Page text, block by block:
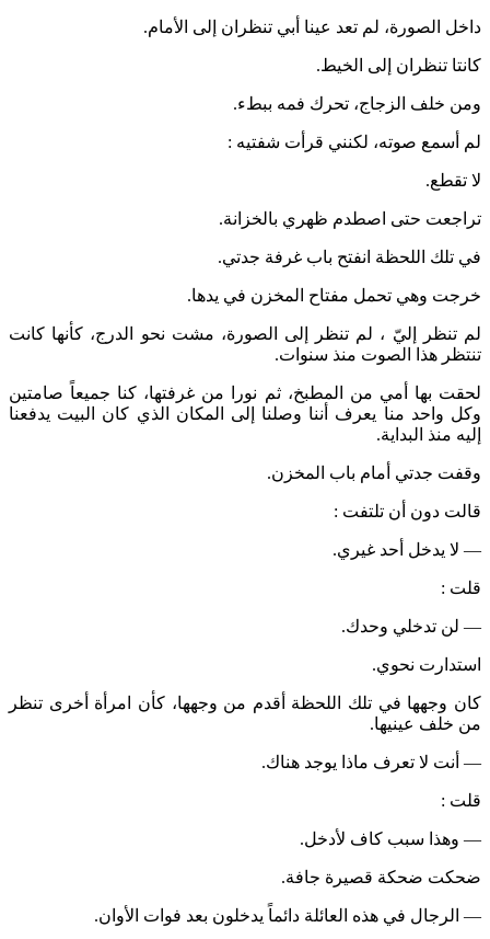
داخل الصورة، لم تعد عينا أبي تنظران إلى الأمام.
كانتا تنظران إلى الخيط.
ومن خلف الزجاج، تحرك فمه ببطء.
لم أسمع صوته، لكنني قرأت شفتيه :
لا تقطع.
تراجعت حتى اصطدم ظهري بالخزانة.
في تلك اللحظة انفتح باب غرفة جدتي.
خرجت وهي تحمل مفتاح المخزن في يدها.
لم تنظر إليّ ، لم تنظر إلى الصورة، مشت نحو الدرج، كأنها كانت
تنتظر هذا الصوت منذ سنوات.
لحقت بها أمي من المطبخ، ثم نورا من غرفتها، كنا جميعاً صامتين
وكل واحد منا يعرف أننا وصلنا إلى المكان الذي كان البيت يدفعنا
إليه منذ البداية.
وقفت جدتي أمام باب المخزن.
قالت دون أن تلتفت :
— لا يدخل أحد غيري.
قلت :
— لن تدخلي وحدك.
استدارت نحوي.
كان وجهها في تلك اللحظة أقدم من وجهها، كأن امرأة أخرى تنظر
من خلف عينيها.
— أنت لا تعرف ماذا يوجد هناك.
قلت :
— وهذا سبب كاف لأدخل.
ضحكت ضحكة قصيرة جافة.
— الرجال في هذه العائلة دائماً يدخلون بعد فوات الأوان.